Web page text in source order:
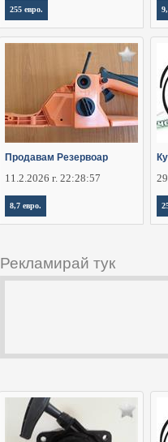
255 евро.
Продавам Резервоар
11.2.2026 г. 22:28:57
8,7 евро.
Рекламирай тук